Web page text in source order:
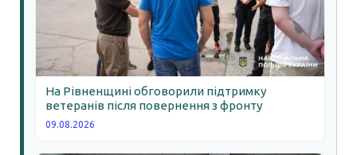
На Рівненщині обговорили підтримку
ветеранів після повернення з фронту
09.08.2026